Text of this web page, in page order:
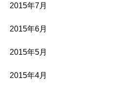
2015年7月
2015年6月
2015年5月
2015年4月